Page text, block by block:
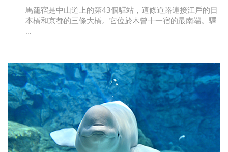
馬籠宿是中山道上的第43個驛站，這條道路連接江戶的日
本橋和京都的三條大橋。它位於木曾十一宿的最南端。驛
…